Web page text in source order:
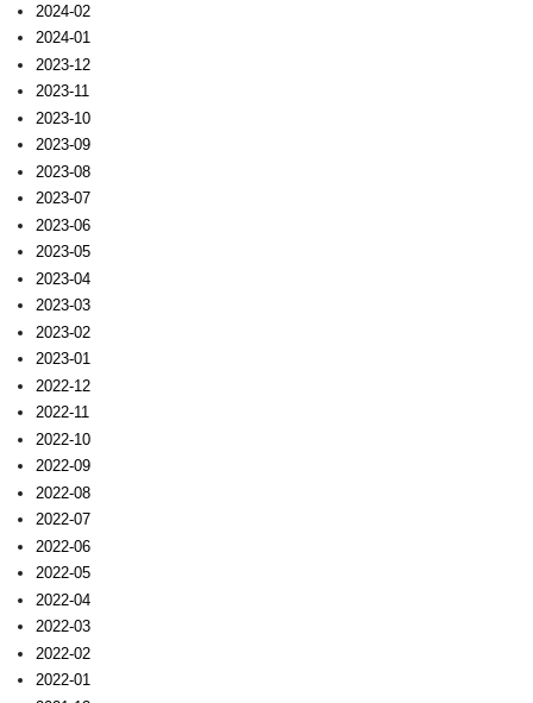
2024-02
2024-01
2023-12
2023-11
2023-10
2023-09
2023-08
2023-07
2023-06
2023-05
2023-04
2023-03
2023-02
2023-01
2022-12
2022-11
2022-10
2022-09
2022-08
2022-07
2022-06
2022-05
2022-04
2022-03
2022-02
2022-01